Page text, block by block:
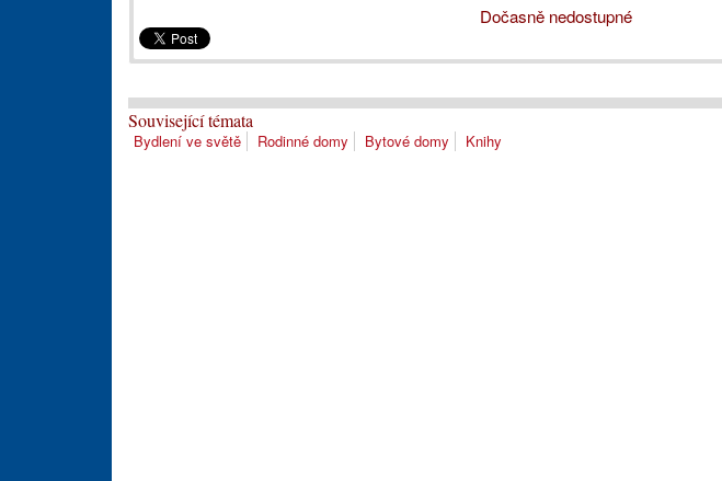
Dočasně nedostupné
Související témata
Bydlení ve světě Rodinné domy Bytové domy Knihy